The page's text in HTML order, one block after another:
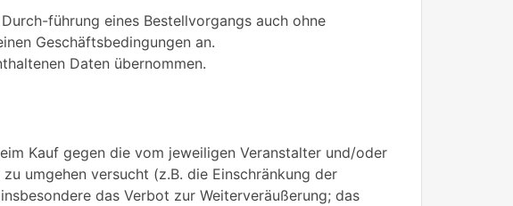
führung eines Bestellvorgangs auch ohne
Geschäftsbedingungen an.
Daten übernommen.
Kauf gegen die vom jeweiligen Veranstalter und/oder
umgehen versucht (z.B. die Einschränkung der
das Verbot zur Weiterveräußerung; das